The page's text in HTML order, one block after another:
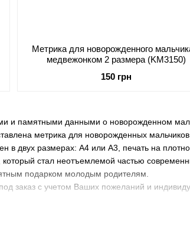
и памятными данными о новорожденном
метрика для новорожденных
в двух размерах: А4 или А3, печать на
стал неотъемлемой частью
подарком молодым родителям.
заказ с учетом Ваших пожеланий и
Метрика для новорожденного
медвежонком 2 размера (KM3150)
150 грн